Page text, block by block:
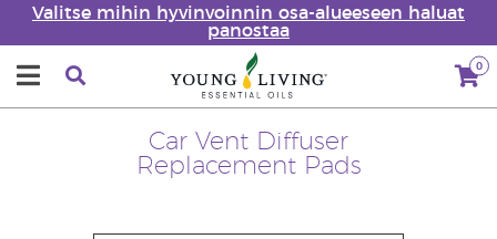
Valitse mihin hyvinvoinnin osa-alueeseen haluat
panostaa
0
Car Vent Diffuser
Replacement Pads